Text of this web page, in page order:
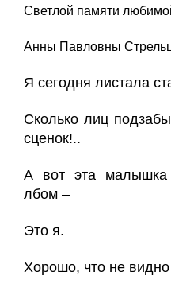
Светлой памяти
Анны Павловны
Я сегодня листала
Сколько лиц
сценок!..
А вот эта малышка
лбом –
Это я.
Хорошо, что не